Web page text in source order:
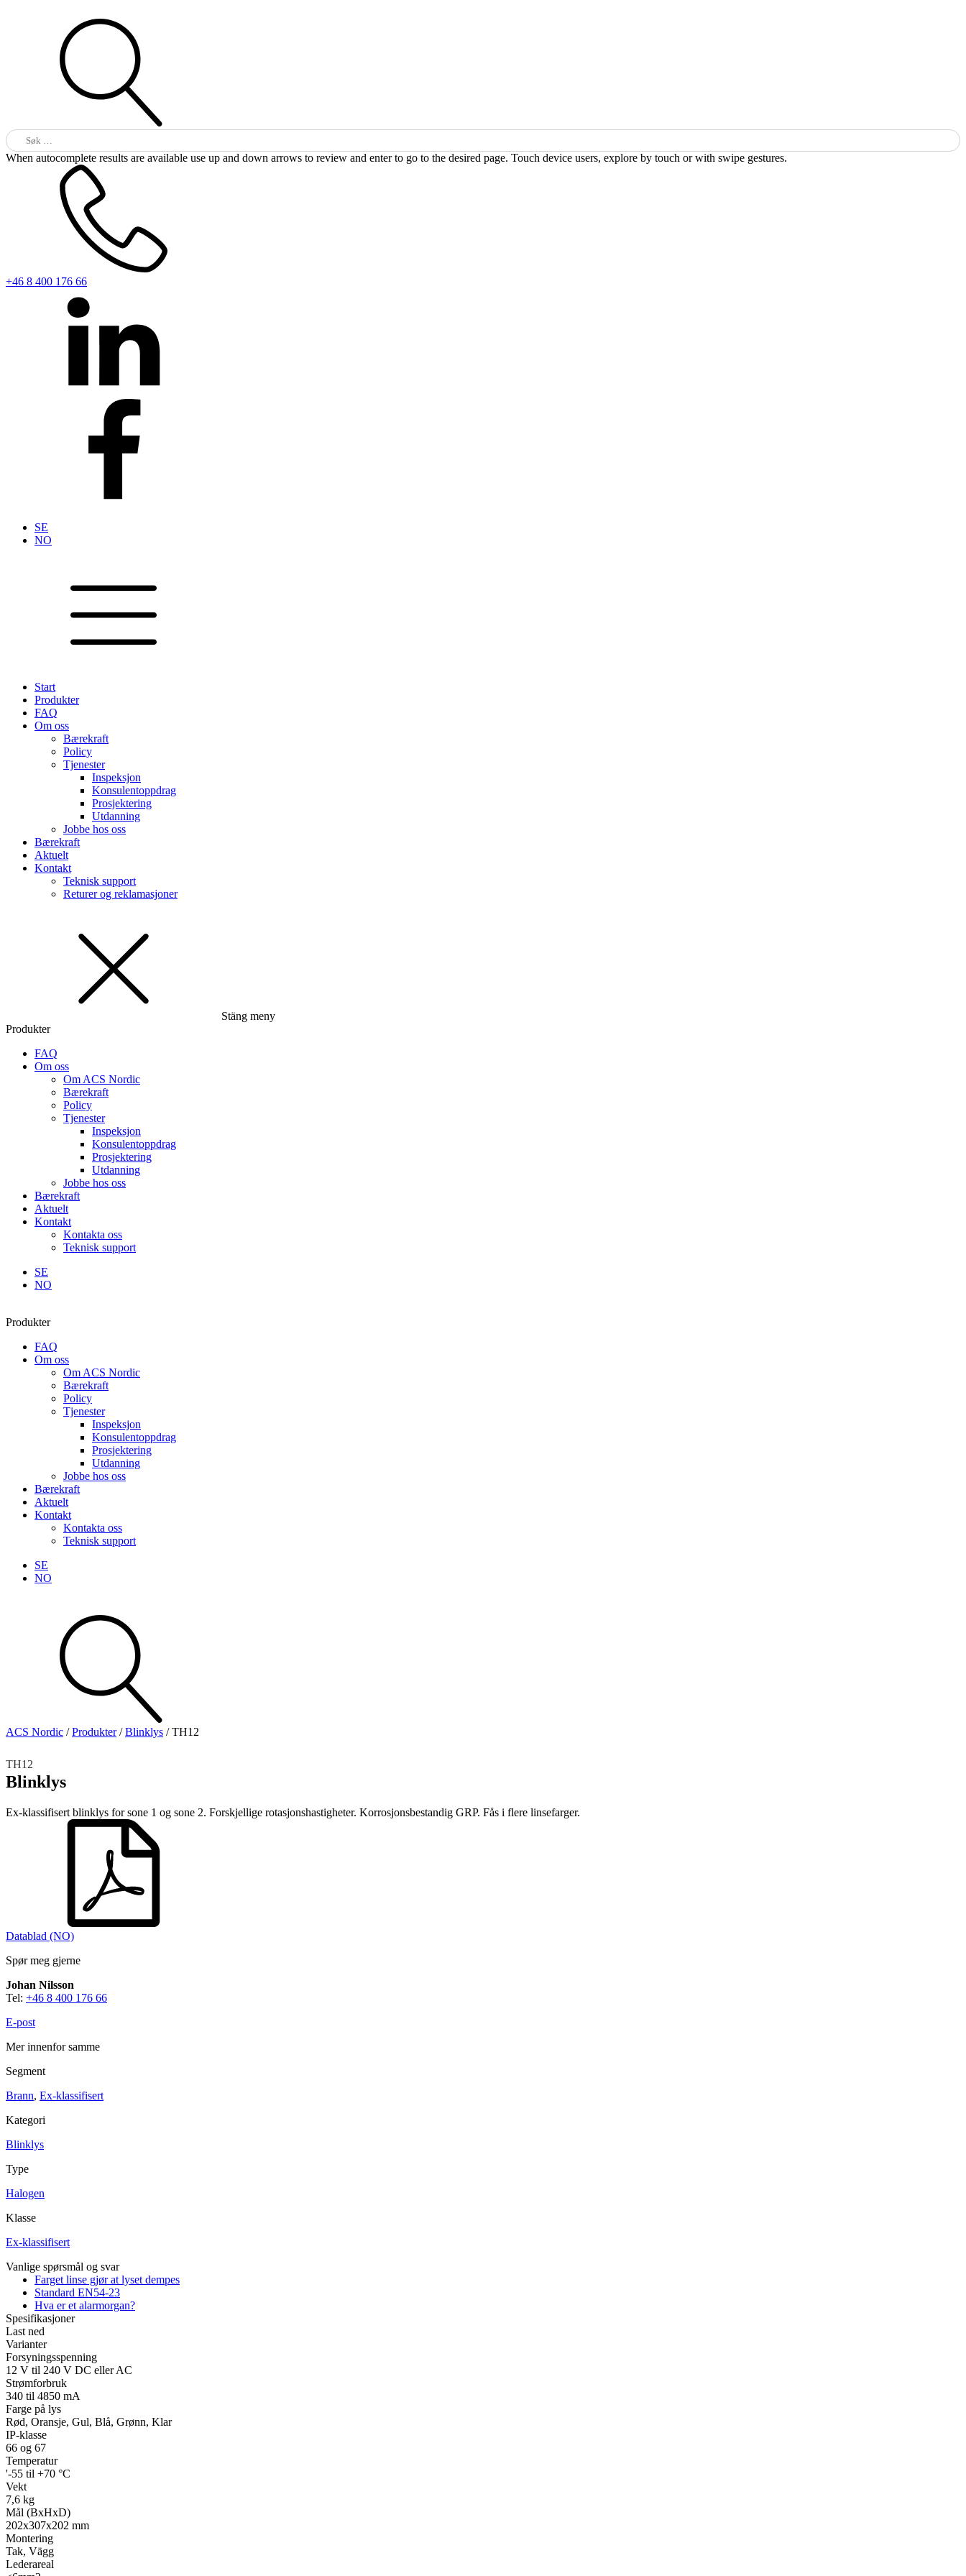
Søk
etter:
When autocomplete results are available use up and down arrows to review and enter to go to the desired page. Touch device users, explore by touch or with swipe gestures.
+46 8 400 176 66
SE
NO
Start
Produkter
FAQ
Om oss
Bærekraft
Policy
Tjenester
Inspeksjon
Konsulentoppdrag
Prosjektering
Utdanning
Jobbe hos oss
Bærekraft
Aktuelt
Kontakt
Teknisk support
Returer og reklamasjoner
Stäng meny
Produkter
FAQ
Om oss
Om ACS Nordic
Bærekraft
Policy
Tjenester
Inspeksjon
Konsulentoppdrag
Prosjektering
Utdanning
Jobbe hos oss
Bærekraft
Aktuelt
Kontakt
Kontakta oss
Teknisk support
SE
NO
Produkter
FAQ
Om oss
Om ACS Nordic
Bærekraft
Policy
Tjenester
Inspeksjon
Konsulentoppdrag
Prosjektering
Utdanning
Jobbe hos oss
Bærekraft
Aktuelt
Kontakt
Kontakta oss
Teknisk support
SE
NO
Se alle kategorier
Se alle produkter
Kombinerte enheter
Alarmklokker
Sikkerhet
Sirener
Industri
Sirener
Ex-klassifisert
Blinklys
Detektorer
Tilbehør
Annet
TilbehørLED-indikatorer
Alarmkommunikasjon Strømforsyning
ACS Nordic /Produkter/Blinklys /TH12
TH12
Blinklys
Ex-klassifisert blinklys for sone 1 og sone 2. Forskjellige rotasjonshastigheter. Korrosjonsbestandig GRP. Fås i flere linsefarger.
Datablad (NO)
Spør meg gjerne
Johan Nilsson
Tel: +46 8 400 176 66
E-post
Mer innenfor samme
Segment
Brann, Ex-klassifisert
Kategori
Blinklys
Type
Halogen
Klasse
Ex-klassifisert
Vanlige spørsmål og svar
Farget linse gjør at lyset dempes
Standard EN54-23
Hva er et alarmorgan?
Spesifikasjoner
Last ned
Varianter
Forsyningsspenning
12 V til 240 V DC eller AC
Strømforbruk
340 til 4850 mA
Farge på lys
Rød, Oransje, Gul, Blå, Grønn, Klar
IP-klasse
66 og 67
Temperatur
'-55 til +70 °C
Vekt
7,6 kg
Mål (BxHxD)
202x307x202 mm
Montering
Tak, Vägg
Lederareal